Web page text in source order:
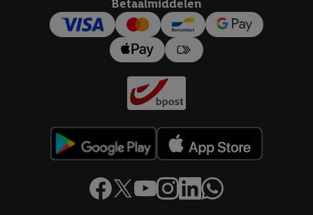
Betaalmiddelen
trekken, vindt u in onzeprivacyverklaring.Je vindt het
impressum hier.